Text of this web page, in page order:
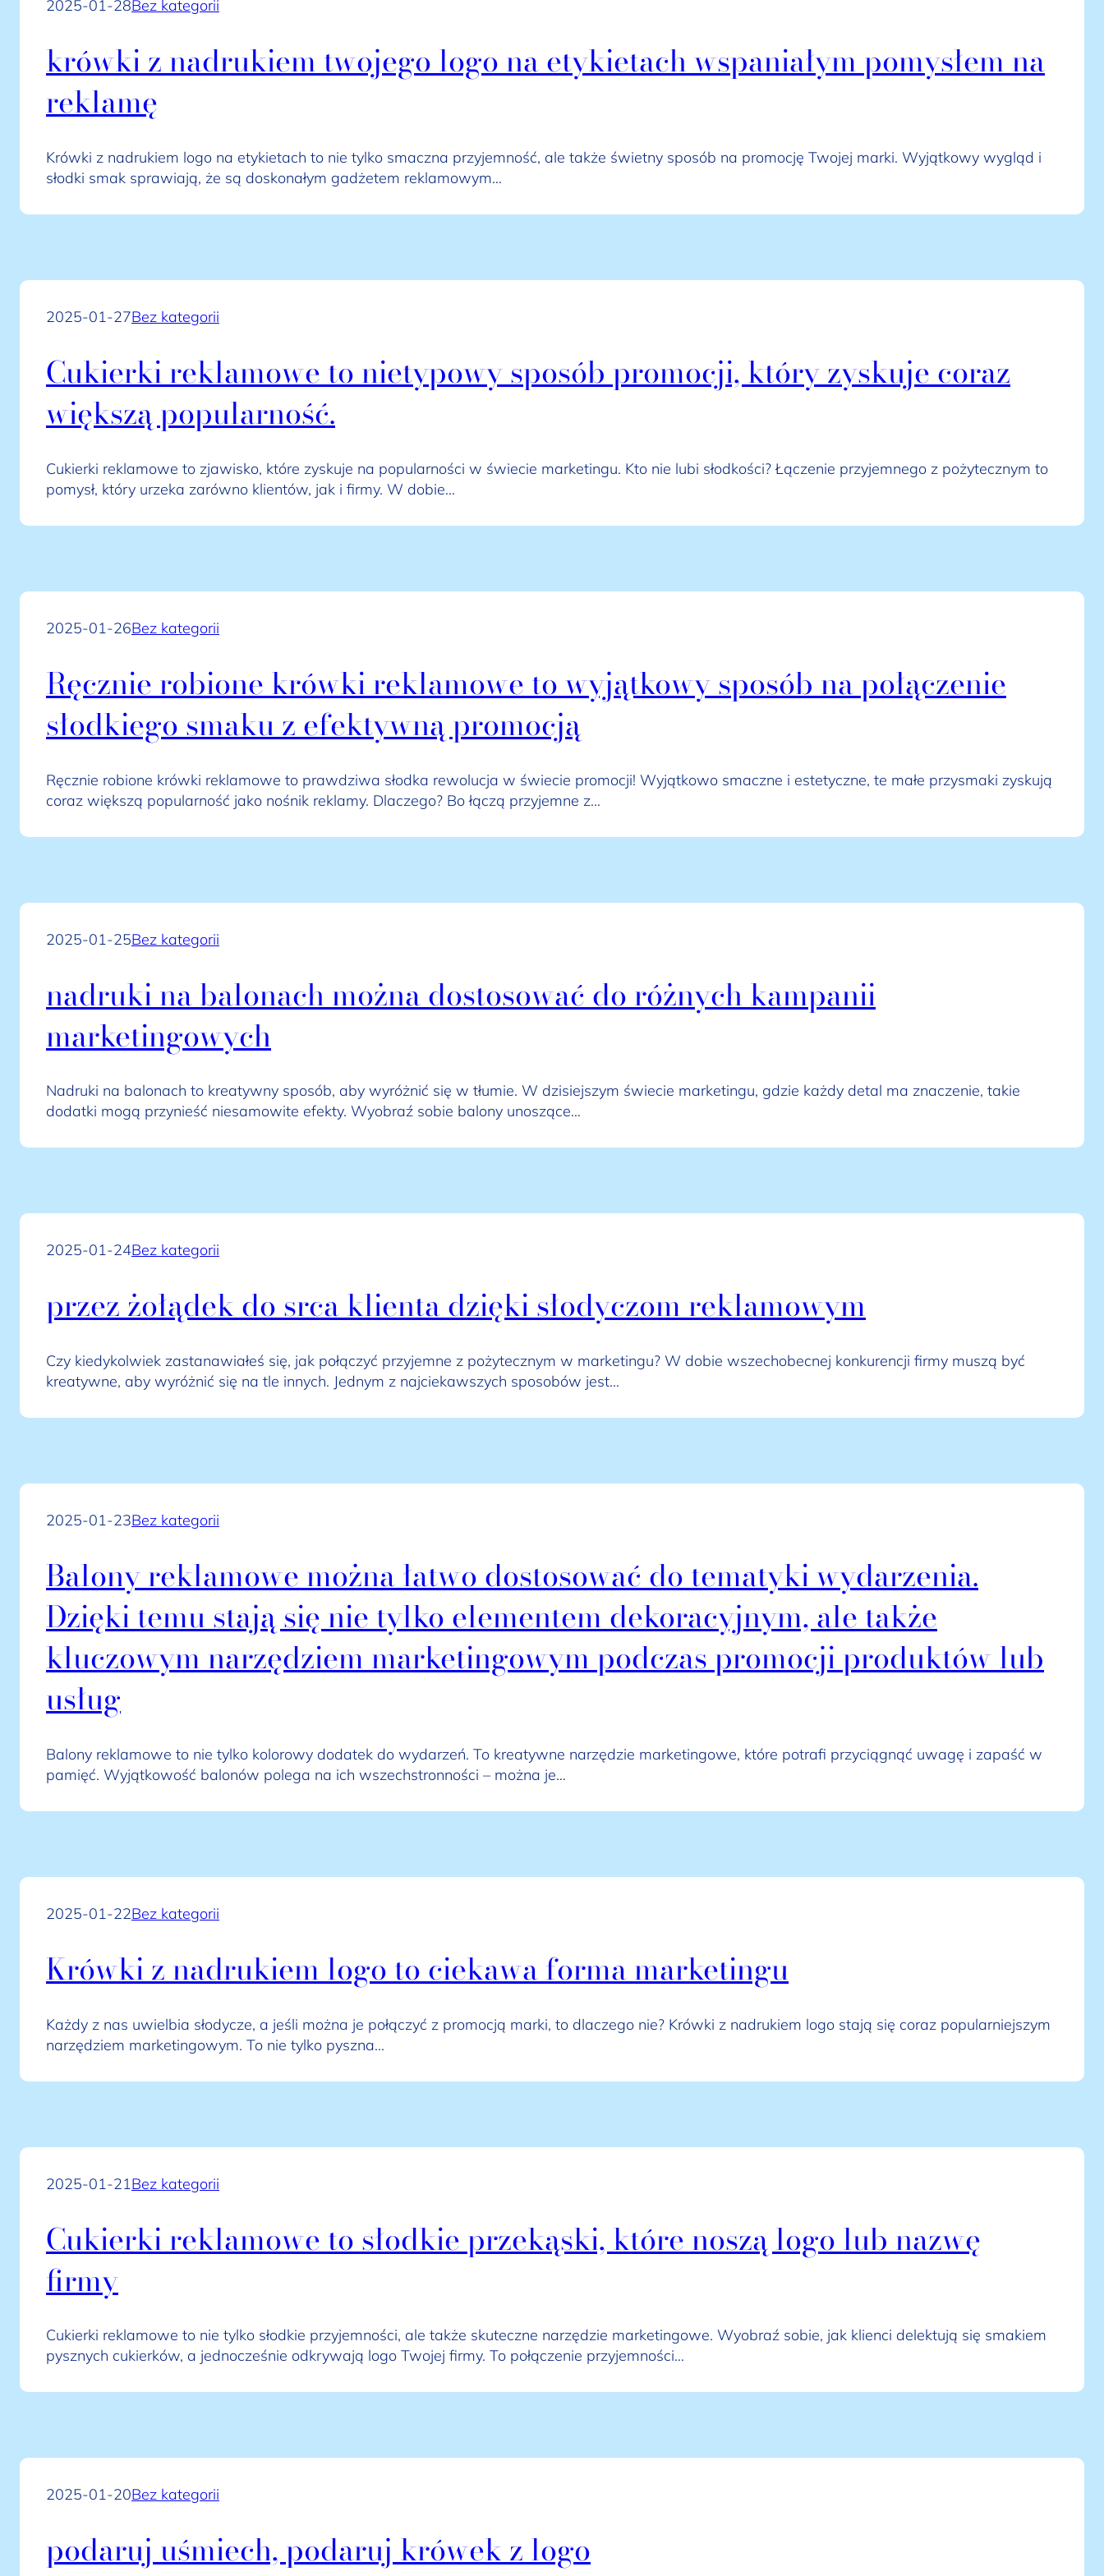
2025-01-28Bez kategorii
krówki z nadrukiem twojego logo na etykietach wspaniałym pomysłem na
reklamę
Krówki z nadrukiem logo na etykietach to nie tylko smaczna przyjemność, ale także świetny sposób na promocję Twojej marki. Wyjątkowy wygląd i
słodki smak sprawiają, że są doskonałym gadżetem reklamowym…
2025-01-27Bez kategorii
Cukierki reklamowe to nietypowy sposób promocji, który zyskuje coraz
większą popularność.
Cukierki reklamowe to zjawisko, które zyskuje na popularności w świecie marketingu. Kto nie lubi słodkości? Łączenie przyjemnego z pożytecznym to
pomysł, który urzeka zarówno klientów, jak i firmy. W dobie…
2025-01-26Bez kategorii
Ręcznie robione krówki reklamowe to wyjątkowy sposób na połączenie
słodkiego smaku z efektywną promocją
Ręcznie robione krówki reklamowe to prawdziwa słodka rewolucja w świecie promocji! Wyjątkowo smaczne i estetyczne, te małe przysmaki zyskują
coraz większą popularność jako nośnik reklamy. Dlaczego? Bo łączą przyjemne z…
2025-01-25Bez kategorii
nadruki na balonach można dostosować do różnych kampanii
marketingowych
Nadruki na balonach to kreatywny sposób, aby wyróżnić się w tłumie. W dzisiejszym świecie marketingu, gdzie każdy detal ma znaczenie, takie
dodatki mogą przynieść niesamowite efekty. Wyobraź sobie balony unoszące…
2025-01-24Bez kategorii
przez żołądek do srca klienta dzięki słodyczom reklamowym
Czy kiedykolwiek zastanawiałeś się, jak połączyć przyjemne z pożytecznym w marketingu? W dobie wszechobecnej konkurencji firmy muszą być
kreatywne, aby wyróżnić się na tle innych. Jednym z najciekawszych sposobów jest…
2025-01-23Bez kategorii
Balony reklamowe można łatwo dostosować do tematyki wydarzenia.
Dzięki temu stają się nie tylko elementem dekoracyjnym, ale także
kluczowym narzędziem marketingowym podczas promocji produktów lub
usług
Balony reklamowe to nie tylko kolorowy dodatek do wydarzeń. To kreatywne narzędzie marketingowe, które potrafi przyciągnąć uwagę i zapaść w
pamięć. Wyjątkowość balonów polega na ich wszechstronności – można je…
2025-01-22Bez kategorii
Krówki z nadrukiem logo to ciekawa forma marketingu
Każdy z nas uwielbia słodycze, a jeśli można je połączyć z promocją marki, to dlaczego nie? Krówki z nadrukiem logo stają się coraz popularniejszym
narzędziem marketingowym. To nie tylko pyszna…
2025-01-21Bez kategorii
Cukierki reklamowe to słodkie przekąski, które noszą logo lub nazwę
firmy
Cukierki reklamowe to nie tylko słodkie przyjemności, ale także skuteczne narzędzie marketingowe. Wyobraź sobie, jak klienci delektują się smakiem
pysznych cukierków, a jednocześnie odkrywają logo Twojej firmy. To połączenie przyjemności…
2025-01-20Bez kategorii
podaruj uśmiech, podaruj krówek z logo